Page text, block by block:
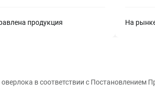
продукция На
в соответствии с